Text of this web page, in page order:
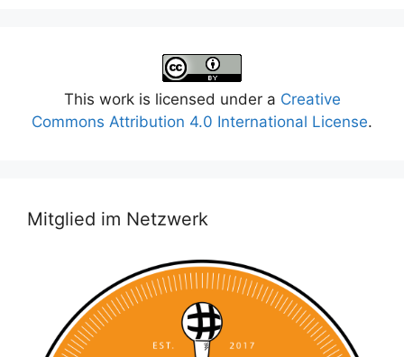
This work is licensed under a Creative
Commons Attribution 4.0 International License.
Mitglied im Netzwerk